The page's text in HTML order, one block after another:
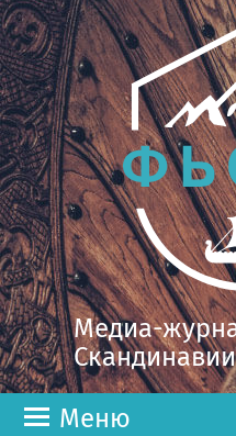
Медиа-
Скандинавии
Меню